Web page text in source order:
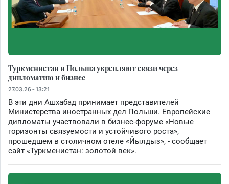
Туркменистан и Польша укрепляют связи через
дипломатию и бизнес
27.03.26 - 13:21
В эти дни Ашхабад принимает представителей
Министерства иностранных дел Польши. Европейские
дипломаты участвовали в бизнес-форуме «Новые
горизонты связуемости и устойчивого роста»,
прошедшем в столичном отеле «Йылдыз», - сообщает
сайт «Туркменистан: золотой век».